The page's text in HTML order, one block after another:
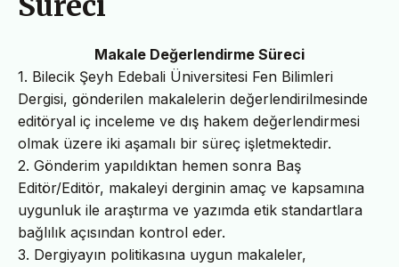
Makale Değerlendirme Süreci
1. Bilecik Şeyh Edebali Üniversitesi Fen Bilimleri
Dergisi, gönderilen makalelerin değerlendirilmesinde
editöryal iç inceleme ve dış hakem değerlendirmesi
olmak üzere iki aşamalı bir süreç işletmektedir.
2. Gönderim yapıldıktan hemen sonra Baş
Editör/Editör, makaleyi derginin amaç ve kapsamına
uygunluk ile araştırma ve yazımda etik standartlara
bağlılık açısından kontrol eder.
3. Dergiyayın politikasına uygun makaleler,